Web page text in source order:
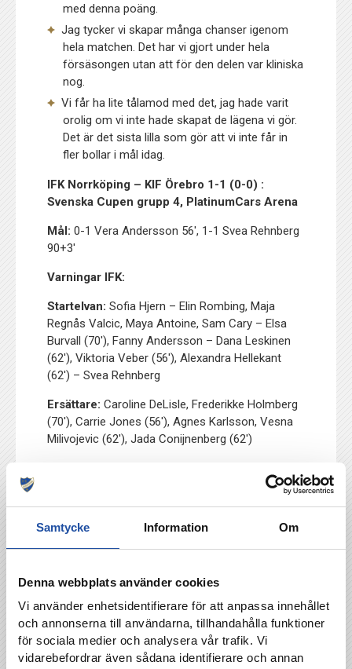
Samtycke Information Om
Denna webbplats använder cookies
Vi använder enhetsidentifierare för att anpassa innehållet
och annonserna till användarna, tillhandahålla funktioner
för sociala medier och analysera vår trafik. Vi
vidarebefordrar även sådana identifierare och annan
med denna poäng.
Jag tycker vi skapar många chanser igenom
hela matchen. Det har vi gjort under hela
försäsongen utan att för den delen var kliniska
nog.
Vi får ha lite tålamod med det, jag hade varit
orolig om vi inte hade skapat de lägena vi gör.
Det är det sista lilla som gör att vi inte får in
fler bollar i mål idag.
IFK Norrköping – KIF Örebro 1-1 (0-0) :
Svenska Cupen grupp 4, PlatinumCars Arena
Mål:0-1 Vera Andersson 56′, 1-1 Svea Rehnberg
90+3′
Varningar IFK:
Startelvan:Sofia Hjern – Elin Rombing, Maja
Regnås Valcic, Maya Antoine, Sam Cary – Elsa
Burvall (70′), Fanny Andersson – Dana Leskinen
(62′), Viktoria Veber (56′), Alexandra Hellekant
(62′) – Svea Rehnberg
Ersättare:Caroline DeLisle, Frederikke Holmberg
(70′), Carrie Jones (56′), Agnes Karlsson, Vesna
Milivojevic (62′), Jada Conijnenberg (62′)
TILLBAKA